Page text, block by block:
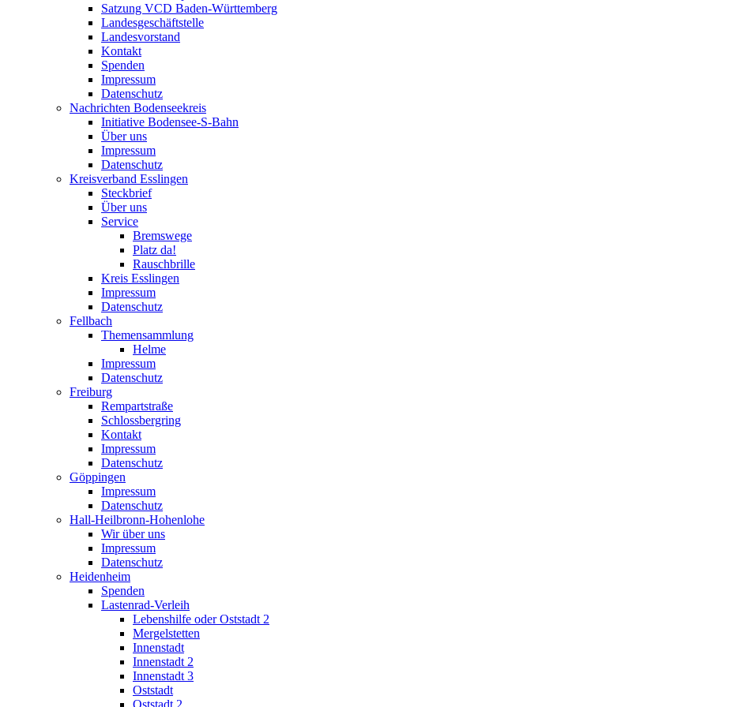
Satzung VCD Baden-Württemberg
Landesgeschäftstelle
Landesvorstand
Kontakt
Spenden
Impressum
Datenschutz
Nachrichten Bodenseekreis
Initiative Bodensee-S-Bahn
Über uns
Impressum
Datenschutz
Kreisverband Esslingen
Steckbrief
Über uns
Service
Bremswege
Platz da!
Rauschbrille
Kreis Esslingen
Impressum
Datenschutz
Fellbach
Themensammlung
Helme
Impressum
Datenschutz
Freiburg
Rempartstraße
Schlossbergring
Kontakt
Impressum
Datenschutz
Göppingen
Impressum
Datenschutz
Hall-Heilbronn-Hohenlohe
Wir über uns
Impressum
Datenschutz
Heidenheim
Spenden
Lastenrad-Verleih
Lebenshilfe oder Oststadt 2
Mergelstetten
Innenstadt
Innenstadt 2
Innenstadt 3
Oststadt
Oststadt 2